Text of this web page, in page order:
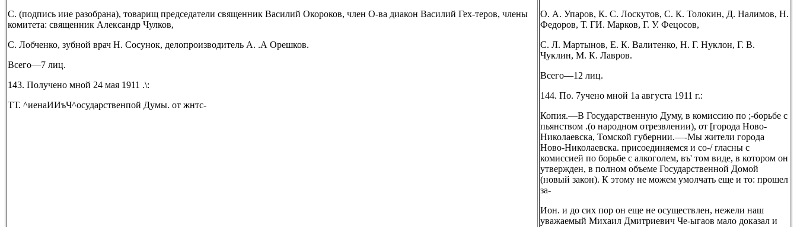
С. (подпись иие разобрана), товарищ председатели священник Василий Окороков, член О-ва диакон Василий Гех-теров, члены
комитета: священник Александр Чулков,
С. Лобченко, зубной врач Н. Сосунок, делопроизводитель А. .А Орешков.
Всего—7 лиц.
143. Получено мной 24 мая 1911 .\:
ТТ. ^иенаИИъЧ^осударственпой Думы. от жнтс-
О. А. Упаров, К. С. Лоскутов, С. К. Толокин, Д. Налимов, Н.
Федоров, Т. ГИ. Марков, Г. У. Фецосов,
С. Л. Мартынов, Е. К. Валитенко, Н. Г. Нуклон, Г. В.
Чуклин, М. К. Лавров.
Всего—12 лиц.
144. По. 7учено мной 1а августа 1911 г.:
Копия.—В Государственную Думу, в комиссию по ;-борьбе с
пьянством .(о народном отрезвлении), от [города Ново-
Николаевска, Томской губернии.—-Мы жители города
Ново-Николаевска. присоединяемся и со-/ гласны с
комиссией по борьбе с алкоголем, въ' том виде, в котором он
утвержден, в полном объеме Государственной Домой
(новый закон). К этому не можем умолчать еще и то: прошел
за-
Ион. и до сих пор он еще не осуществлен, нежели наш
уважаемый Михаил Дмитриевич Че-ыгаов мало доказал и